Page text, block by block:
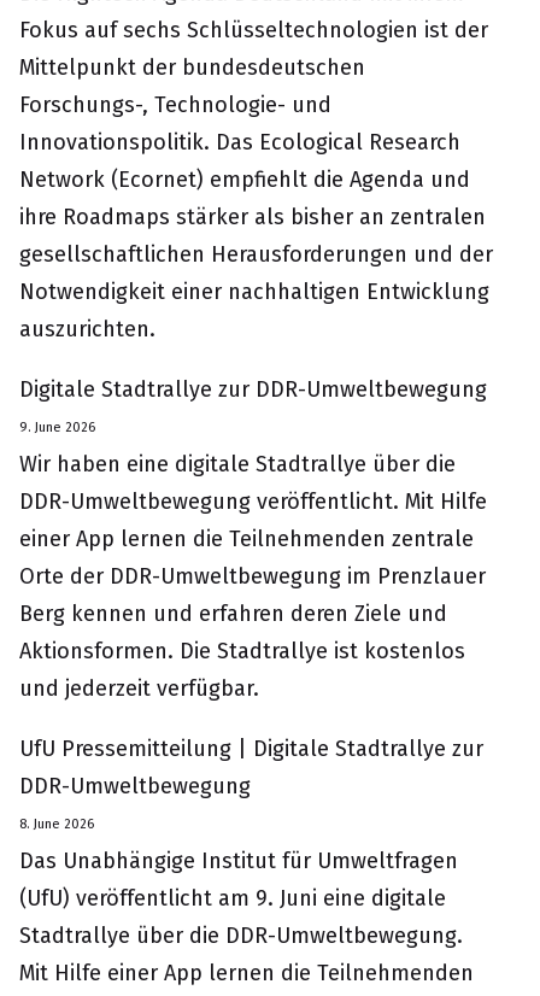
Fokus auf sechs Schlüsseltechnologien ist der
Mittelpunkt der bundesdeutschen
Forschungs-, Technologie- und
Innovationspolitik. Das Ecological Research
Network (Ecornet) empfiehlt die Agenda und
ihre Roadmaps stärker als bisher an zentralen
gesellschaftlichen Herausforderungen und der
Notwendigkeit einer nachhaltigen Entwicklung
auszurichten.
Digitale Stadtrallye zur DDR-Umweltbewegung
9. June 2026
Wir haben eine digitale Stadtrallye über die
DDR-Umweltbewegung veröffentlicht. Mit Hilfe
einer App lernen die Teilnehmenden zentrale
Orte der DDR-Umweltbewegung im Prenzlauer
Berg kennen und erfahren deren Ziele und
Aktionsformen. Die Stadtrallye ist kostenlos
und jederzeit verfügbar.
UfU Pressemitteilung | Digitale Stadtrallye zur
DDR-Umweltbewegung
8. June 2026
Das Unabhängige Institut für Umweltfragen
(UfU) veröffentlicht am 9. Juni eine digitale
Stadtrallye über die DDR-Umweltbewegung.
Mit Hilfe einer App lernen die Teilnehmenden